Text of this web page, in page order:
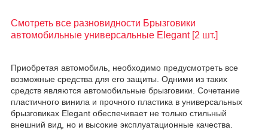
Смотреть все разновидности Брызговики
автомобильные универсальные Elegant [2 шт.]
Приобретая автомобиль, необходимо предусмотреть все
возможные средства для его защиты. Одними из таких
средств являются автомобильные брызговики. Сочетание
пластичного винила и прочного пластика в универсальных
брызговиках Elegant обеспечивает не только стильный
внешний вид, но и высокие эксплуатационные качества.